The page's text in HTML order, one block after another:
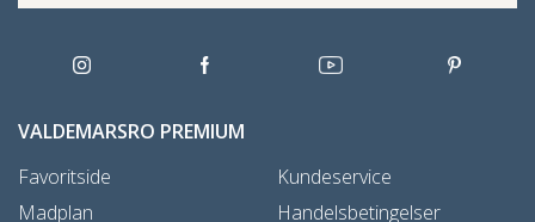
VALDEMARSRO PREMIUM
Favoritside
Madplan
Kundeservice
Handelsbetingelser